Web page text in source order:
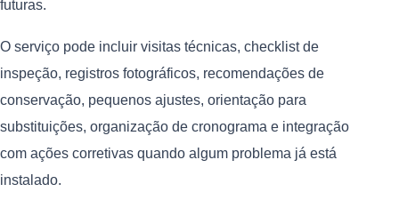
futuras.
O serviço pode incluir visitas técnicas, checklist de
inspeção, registros fotográficos, recomendações de
conservação, pequenos ajustes, orientação para
substituições, organização de cronograma e integração
com ações corretivas quando algum problema já está
instalado.